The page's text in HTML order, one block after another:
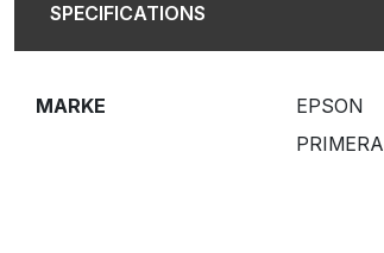
SPECIFICATIONS
MARKE
EPSON
PRIMERA